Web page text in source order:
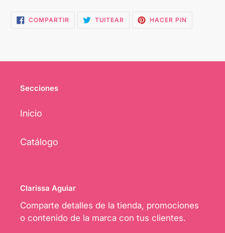
COMPARTIRCOMPARTIR
EN
TUITEAR TUITEARHACER PINPINEAR
EN
Secciones
Inicio
Catálogo
Clarissa Aguiar
Comparte detalles de la tienda, promociones
o contenido de la marca con tus clientes.